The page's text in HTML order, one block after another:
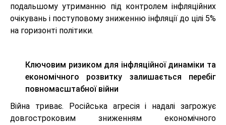
подальшому утриманню під контролем інфляційних
очікувань і поступовому зниженню інфляції до цілі 5%
на горизонті політики.
Ключовим ризиком для інфляційної динаміки та
економічного розвитку залишається перебіг
повномасштабної війни
Війна триває. Російська агресія і надалі загрожує
довгостроковим зниженням економічного